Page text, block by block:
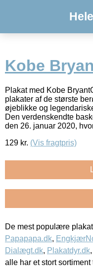
Kobe
Plakat med Kobe
plakater af de største
øjeblikke og
Den verdenskendte
den 26. januar 2020,
129 kr. (Vis fragtpris)
De mest populære
Papapapa.dk,
Dialægt.dk, Plakatdyr.dk,
alle har et stort sortiment